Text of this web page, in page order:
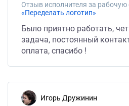
Отзыв исполнителя за рабочую
«Переделать логотип»
Было приятно работать,
задача, постоянный
оплата, спасибо !
Игорь Дружинин